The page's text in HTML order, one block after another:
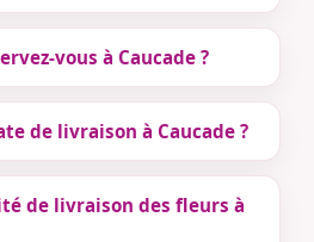
vous à Caucade ?
de livraison à Caucade ?
de livraison des fleurs à